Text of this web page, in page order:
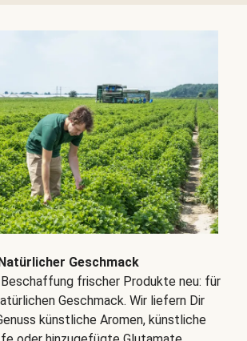
Natürlicher Geschmack
frischer Produkte neu: für
Geschmack. Wir liefern Dir
künstliche Aromen, künstliche